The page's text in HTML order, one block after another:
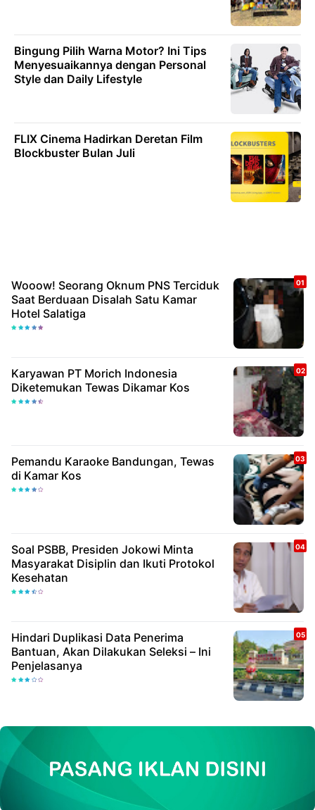
Bingung Pilih Warna Motor? Ini Tips
Menyesuaikannya dengan Personal
Style dan Daily Lifestyle
FLIX Cinema Hadirkan Deretan Film
Blockbuster Bulan Juli
Wooow! Seorang Oknum PNS Terciduk
Saat Berduaan Disalah Satu Kamar
Hotel Salatiga
Karyawan PT Morich Indonesia
Diketemukan Tewas Dikamar Kos
Pemandu Karaoke Bandungan, Tewas
di Kamar Kos
Soal PSBB, Presiden Jokowi Minta
Masyarakat Disiplin dan Ikuti Protokol
Kesehatan
Hindari Duplikasi Data Penerima
Bantuan, Akan Dilakukan Seleksi – Ini
Penjelasanya